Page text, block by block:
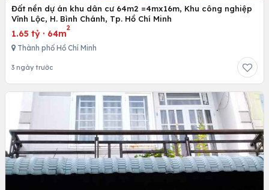
Đất nền dự án khu dân cư 64m2 =4mx16m, Khu công nghiệp
Vĩnh Lộc, H. Bình Chánh, Tp. Hồ Chí Minh
1.65 tỷ · 64m
2
Thành phố Hồ Chí Minh
3 ngày trước